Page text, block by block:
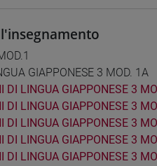
GIAPPONESE 3 MOD. 1A
DI LINGUA GIAPPONESE 3
DI LINGUA GIAPPONESE 3
DI LINGUA GIAPPONESE 3
DI LINGUA GIAPPONESE 3
DI LINGUA GIAPPONESE 3